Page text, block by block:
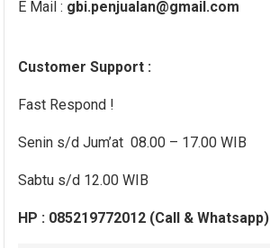
E Mail : gbi.penjualan@gmail.com
Customer Support :
Fast Respond !
Senin s/d Jum’at 08.00 – 17.00 WIB
Sabtu s/d 12.00 WIB
HP : 085219772012 (Call & Whatsapp)